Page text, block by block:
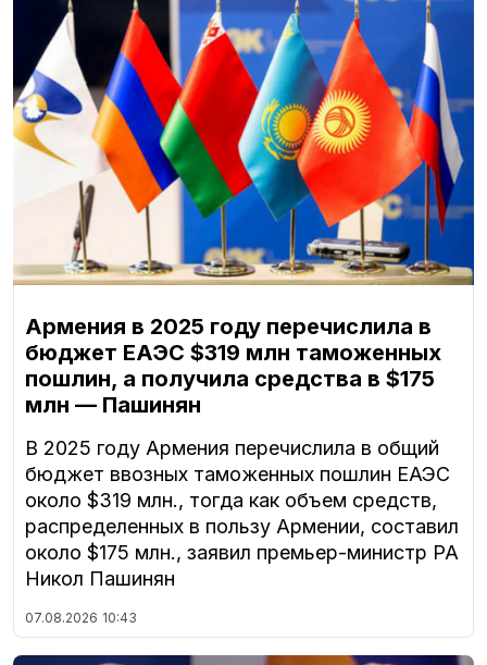
Армения в 2025 году перечислила в
бюджет ЕАЭС $319 млн таможенных
пошлин, а получила средства в $175
млн — Пашинян
В 2025 году Армения перечислила в общий
бюджет ввозных таможенных пошлин ЕАЭС
около $319 млн., тогда как объем средств,
распределенных в пользу Армении, составил
около $175 млн., заявил премьер-министр РА
Никол Пашинян
07.08.2026 10:43